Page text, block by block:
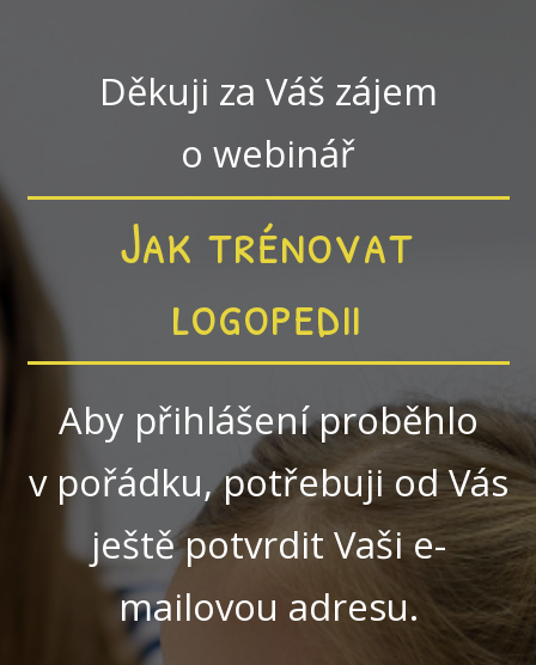
Děkuji za Váš zájem
o webinář
Jak trénovat
logopedii
Aby přihlášení proběhlo
v pořádku, potřebuji od Vás
ještě potvrdit Vaši e-
mailovou adresu.